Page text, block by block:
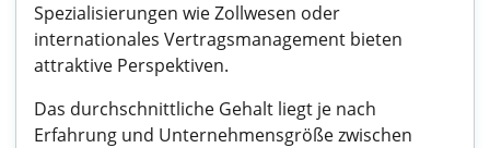
Spezialisierungen wie Zollwesen oder
internationales Vertragsmanagement bieten
attraktive Perspektiven.
Das durchschnittliche Gehalt liegt je nach
Erfahrung und Unternehmensgröße zwischen